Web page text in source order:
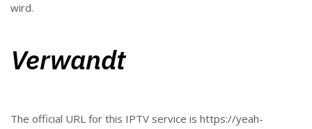
wird.
Verwandt
The official URL for this IPTV service is https://yeah-